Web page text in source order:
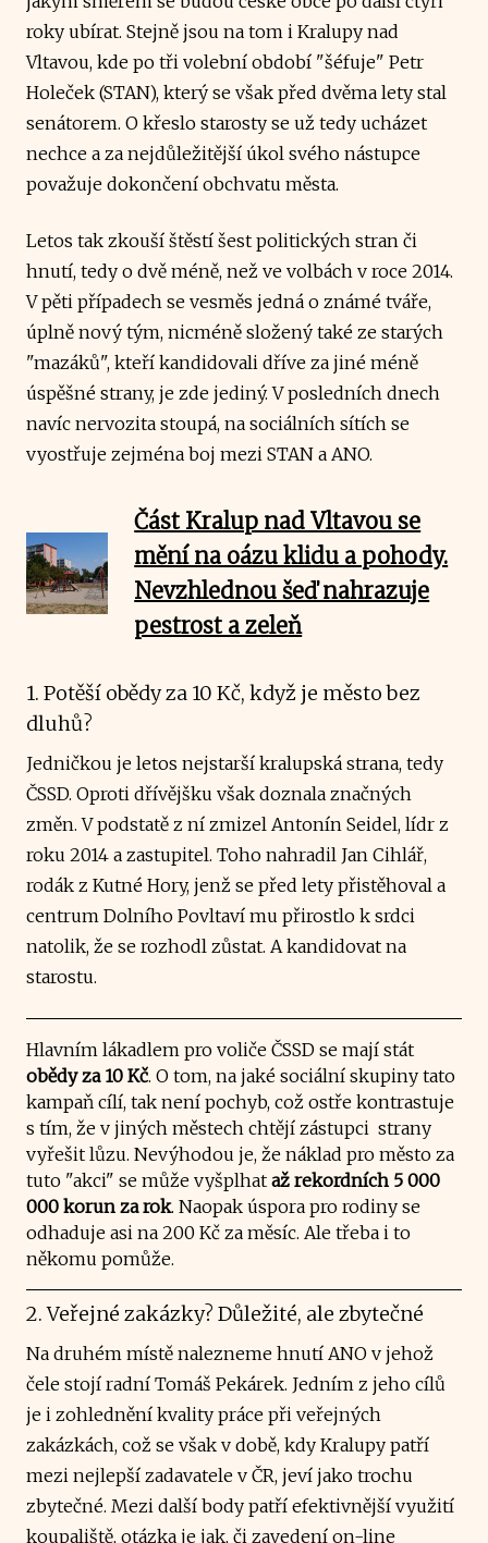
roky ubírat. Stejně jsou na tom i Kralupy nad
Vltavou, kde po tři volební období "šéfuje" Petr
Holeček (STAN), který se však před dvěma lety stal
senátorem. O křeslo starosty se už tedy ucházet
nechce a za nejdůležitější úkol svého nástupce
považuje dokončení obchvatu města.
Letos tak zkouší štěstí šest politických stran či
hnutí, tedy o dvě méně, než ve volbách v roce 2014.
V pěti případech se vesměs jedná o známé tváře,
úplně nový tým, nicméně složený také ze starých
"mazáků", kteří kandidovali dříve za jiné méně
úspěšné strany, je zde jediný. V posledních dnech
navíc nervozita stoupá, na sociálních sítích se
vyostřuje zejména boj mezi STAN a ANO.
Část Kralup nad Vltavou se
mění na oázu klidu a pohody.
Nevzhlednou šeď nahrazuje
pestrost a zeleň
1. Potěší obědy za 10 Kč, když je město bez
dluhů?
Jedničkou je letos nejstarší kralupská strana, tedy
ČSSD. Oproti dřívějšku však doznala značných
změn. V podstatě z ní zmizel Antonín Seidel, lídr z
roku 2014 a zastupitel. Toho nahradil Jan Cihlář,
rodák z Kutné Hory, jenž se před lety přistěhoval a
centrum Dolního Povltaví mu přirostlo k srdci
natolik, že se rozhodl zůstat. A kandidovat na
starostu.
Hlavním lákadlem pro voliče ČSSD se mají stát
obědy za 10 Kč. O tom, na jaké sociální skupiny tato
kampaň cílí, tak není pochyb, což ostře kontrastuje
s tím, že v jiných městech chtějí zástupci strany
vyřešit lůzu. Nevýhodou je, že náklad pro město za
tuto "akci" se může vyšplhat až rekordních 5 000
000 korun za rok. Naopak úspora pro rodiny se
odhaduje asi na 200 Kč za měsíc. Ale třeba i to
někomu pomůže.
2. Veřejné zakázky? Důležité, ale zbytečné
Na druhém místě nalezneme hnutí ANO v jehož
čele stojí radní Tomáš Pekárek. Jedním z jeho cílů
je i zohlednění kvality práce při veřejných
zakázkách, což se však v době, kdy Kralupy patří
mezi nejlepší zadavatele v ČR, jeví jako trochu
zbytečné. Mezi další body patří efektivnější využití
koupaliště, otázka je jak, či zavedení on-line